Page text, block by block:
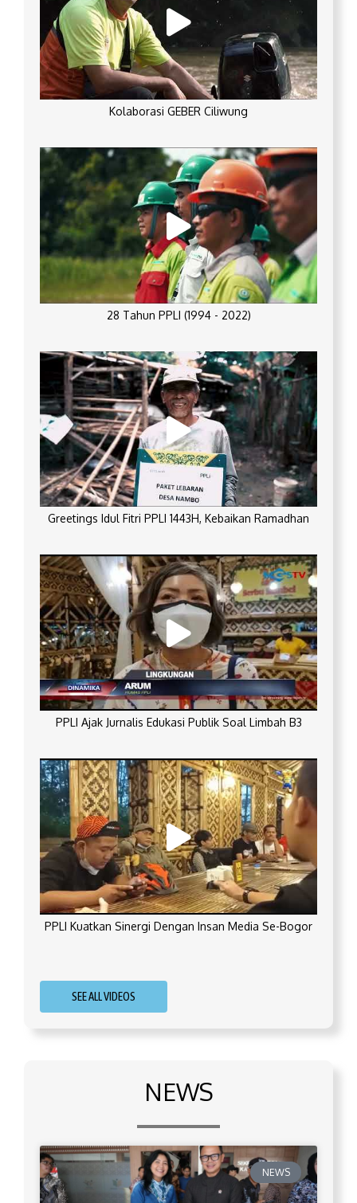
Kolaborasi GEBER Ciliwung
28 Tahun PPLI (1994 - 2022)
Greetings Idul Fitri PPLI 1443H, Kebaikan Ramadhan
PPLI Ajak Jurnalis Edukasi Publik Soal Limbah B3
PPLI Kuatkan Sinergi Dengan Insan Media Se-Bogor
SEE ALL VIDEOS
NEWS
NEWS